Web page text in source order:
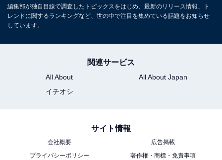
姿に感情移入しやすいですね。成長譚は普遍的なテーマ
ですよね（56歳男性）」「炭治郎の人間の良さが本当に
（39歳女性）」などのコメントが寄せられました。
編集部が独自目線で調査したトピックスをはじめ、最新のリリース情報、ト
レンドに関するランキングなど、世の中で注目を集めている話題をお知らせ
しています。
関連サービス
All About
All About Japan
イチオシ
サイト情報
会社概要
広告掲載
プライバシーポリシー
著作権・商標・免責事項